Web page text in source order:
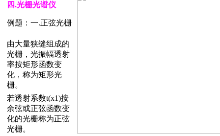
四.光栅光谱仪
例题：一.正弦光栅
由大量狭缝组成的
光栅，光振幅透射
率按矩形函数变
化，称为矩形光
栅。
若透射系数t(x1)按
余弦或正弦函数变
化的光栅称为正弦
光栅。